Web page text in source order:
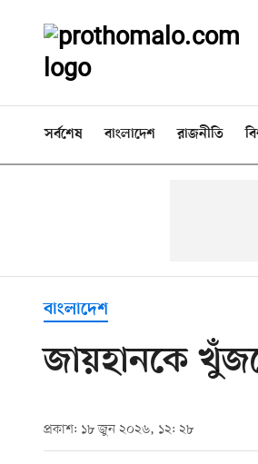
সর্বশেষ বাংলাদেশ রাজনীতি
বাংলাদেশ
জায়হানকে
প্রকাশ: ১৮ জুন ২০২৬, ১২: ২৮